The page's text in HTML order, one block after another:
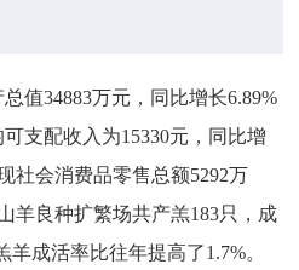
值34883万元，同比增长6.89%
支配收入为15330元，同比增
社会消费品零售总额5292万
羊良种扩繁场共产羔183只，成
羊成活率比往年提高了1.7%。